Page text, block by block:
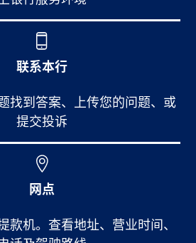
联系本行
找到答案、上传您的问题、或
提交投诉
网点
款机。查看地址、营业时间、